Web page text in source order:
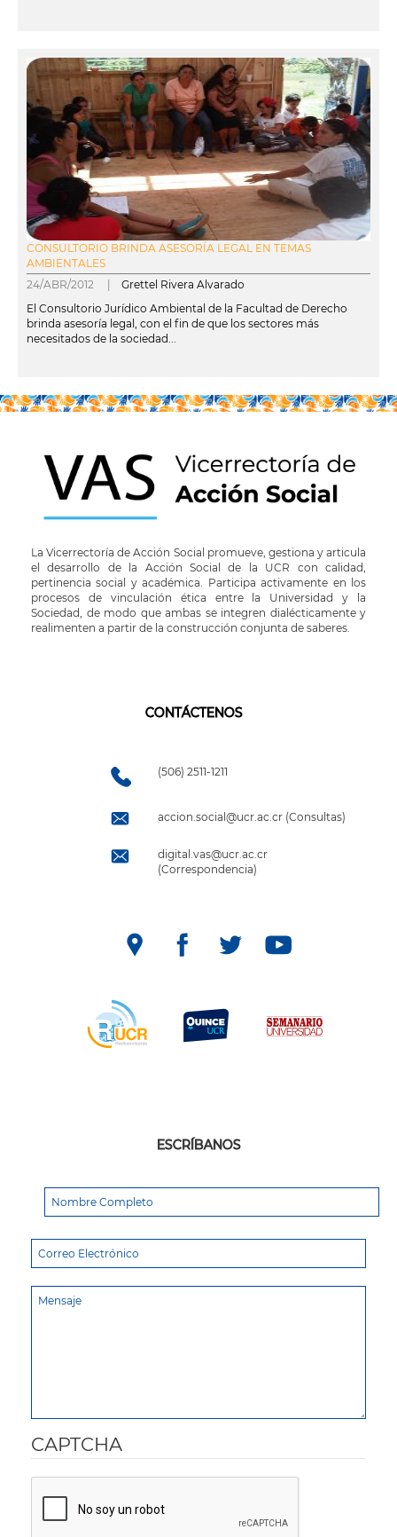
CONSULTORIO BRINDA ASESORÍA LEGAL EN TEMAS
AMBIENTALES
24/ABR/2012 | Grettel Rivera Alvarado
El Consultorio Jurídico Ambiental de la Facultad de Derecho
brinda asesoría legal, con el fin de que los sectores más
necesitados de la sociedad...
La Vicerrectoría de Acción Social promueve, gestiona y articula
el desarrollo de la Acción Social de la UCR con calidad,
pertinencia social y académica. Participa activamente en los
procesos de vinculación ética entre la Universidad y la
Sociedad, de modo que ambas se integren dialécticamente y
realimenten a partir de la construcción conjunta de saberes.
CONTÁCTENOS
(506) 2511-1211
accion.social@ucr.ac.cr (Consultas)
digital.vas@ucr.ac.cr
(Correspondencia)
ESCRÍBANOS
CAPTCHA